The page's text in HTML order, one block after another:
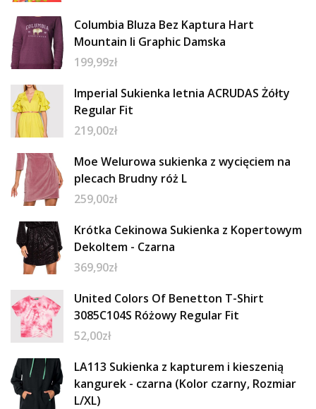
Columbia Bluza Bez Kaptura Hart
Mountain Ii Graphic Damska
199,99zł
Imperial Sukienka letnia ACRUDAS Żółty
Regular Fit
219,00zł
Moe Welurowa sukienka z wycięciem na
plecach Brudny róż L
259,00zł
Krótka Cekinowa Sukienka z Kopertowym
Dekoltem - Czarna
369,90zł
United Colors Of Benetton T-Shirt
3085C104S Różowy Regular Fit
52,00zł
LA113 Sukienka z kapturem i kieszenią
kangurek - czarna (Kolor czarny, Rozmiar
L/XL)